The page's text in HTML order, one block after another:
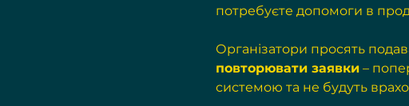
потребуєте допомоги в
Організатори просять
повторювати заявки –
системою та не будуть